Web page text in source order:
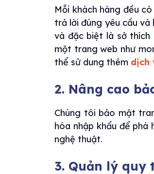
Mỗi khách hàng đều
trả lời đúng yêu cầu và
và đặc biệt là sở thích
một trang web như
thể sử dung thêm dịch
2. Nâng cao
Chúng tôi bảo mật
hóa nhập khẩu để phá
nghệ thuật.
3. Quản lý quy